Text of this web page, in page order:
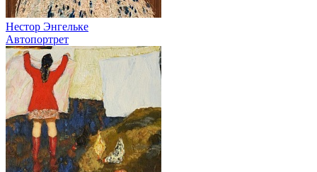
Нестор Энгельке
Автопортрет